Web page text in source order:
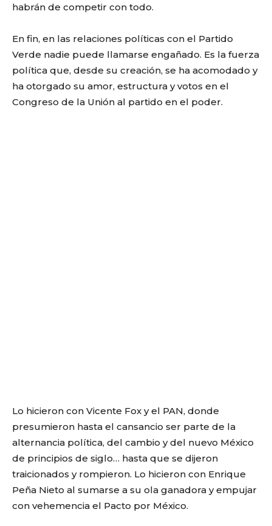
habrán de competir con todo.
En fin, en las relaciones políticas con el Partido
Verde nadie puede llamarse engañado. Es la fuerza
política que, desde su creación, se ha acomodado y
ha otorgado su amor, estructura y votos en el
Congreso de la Unión al partido en el poder.
Lo hicieron con Vicente Fox y el PAN, donde
presumieron hasta el cansancio ser parte de la
alternancia política, del cambio y del nuevo México
de principios de siglo… hasta que se dijeron
traicionados y rompieron. Lo hicieron con Enrique
Peña Nieto al sumarse a su ola ganadora y empujar
con vehemencia el Pacto por México.